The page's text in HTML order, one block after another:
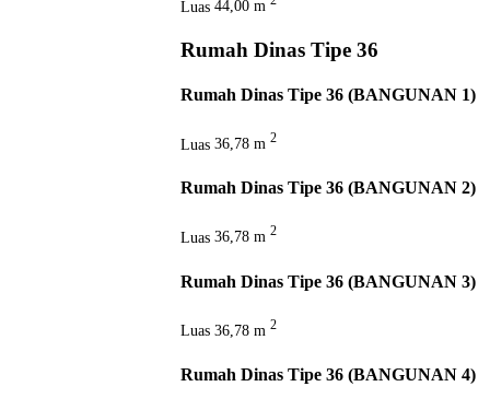
Luas 44,00 m
Rumah Dinas Tipe 36
Rumah Dinas Tipe 36 (BANGUNAN 1)
Luas 36,78 m 2
Rumah Dinas Tipe 36 (BANGUNAN 2)
Luas 36,78 m 2
Rumah Dinas Tipe 36 (BANGUNAN 3)
Luas 36,78 m 2
Rumah Dinas Tipe 36 (BANGUNAN 4)